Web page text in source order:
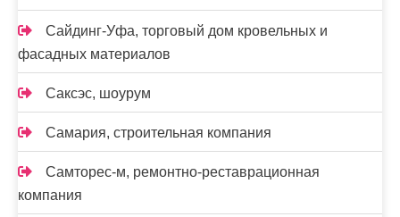
Сайдинг-Уфа, торговый дом кровельных и
фасадных материалов
Саксэс, шоурум
Самария, строительная компания
Самторес-м, ремонтно-реставрационная
компания